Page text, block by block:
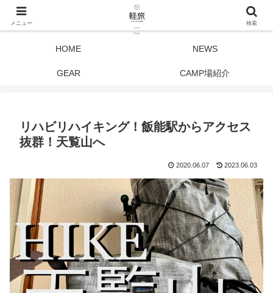
HOME NEWS
GEAR CAMP場紹介
リハビリハイキング！飯能駅からアクセス
抜群！天覧山へ
2020.06.07 2023.06.03
メニュー 検索